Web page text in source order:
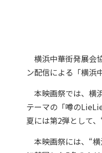
横浜中華街発展会
ン配信による「横浜
本映画祭では、横
テーマの「噂の
夏には第2弾として
本映画祭には、“